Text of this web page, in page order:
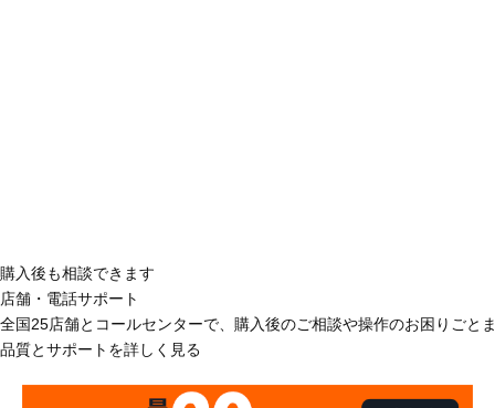
購入後も相談できます
店舗・電話サポート
全国25店舗とコールセンターで、購入後のご相談や操作のお困りごと
品質とサポートを詳しく見る